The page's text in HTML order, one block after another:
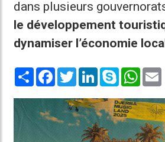
dans plusieurs
le développement
dynamiser l’économie
Share Facebook
TwitterLinkedInSkype